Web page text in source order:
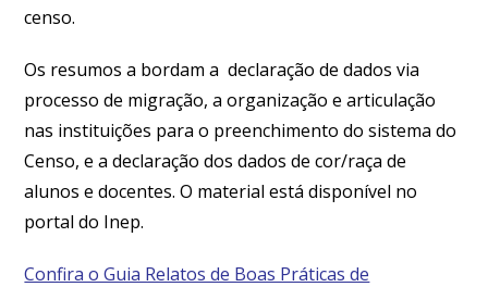
censo.
Os resumos a bordam a declaração de dados via
processo de migração, a organização e articulação
nas instituições para o preenchimento do sistema do
Censo, e a declaração dos dados de cor/raça de
alunos e docentes. O material está disponível no
portal do Inep.
Confira o Guia Relatos de Boas Práticas de